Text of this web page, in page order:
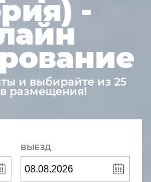
-
и выбирайте из 25
размещения!
ВЫЕЗД